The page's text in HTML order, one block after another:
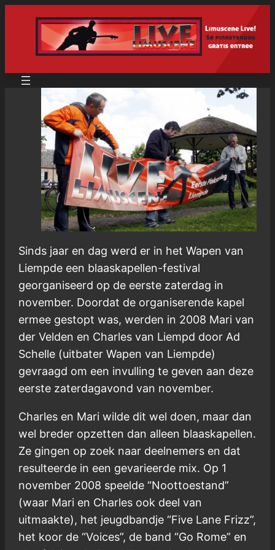
Sinds jaar en dag werd er in het Wapen van
Liempde een blaaskapellen-festival
georganiseerd op de eerste zaterdag in
november. Doordat de organiserende kapel
ermee gestopt was, werden in 2008 Mari van
der Velden en Charles van Liempd door Ad
Schelle (uitbater Wapen van Liempde)
gevraagd om een invulling te geven aan deze
eerste zaterdagavond van november.
Charles en Mari wilde dit wel doen, maar dan
wel breder opzetten dan alleen blaaskapellen.
Ze gingen op zoek naar deelnemers en dat
resulteerde in een gevarieerde mix. Op 1
november 2008 speelde “Noottoestand”
(waar Mari en Charles ook deel van
uitmaakte), het jeugdbandje “Five Lane Frizz”,
het koor de “Voices”, de band “Go Rome” en